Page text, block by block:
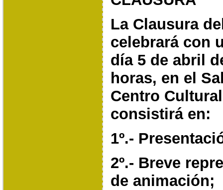
La Clausura
celebrará con
día 5 de abril
horas, en el
Centro
consistirá en:
1º.-
2º.- Breve
de animación;